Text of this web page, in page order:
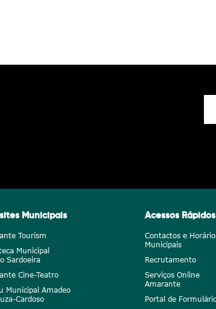
Municipais
Tourism
Municipal
Sardoeira
Cine-Teatro
Municipal Amadeo
Cardoso
Acessos Rápidos
Contactos e
Municipais
Recrutamento
Serviços Online
Amarante
Portal de